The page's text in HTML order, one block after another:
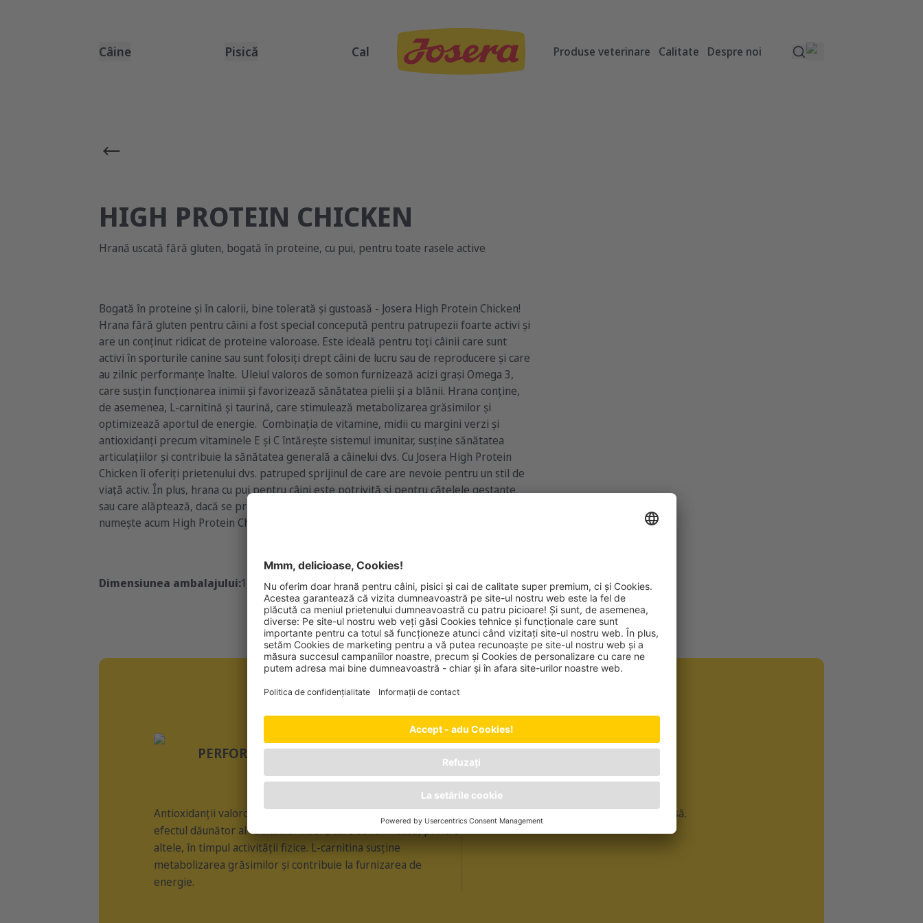
Câine Pisică Cal Produse veterinare Calitate Despre noi
HIGH PROTEIN CHICKEN
Hrană uscată fără gluten, bogată în proteine, cu pui, pentru toate rasele active
Bogată în proteine și în calorii, bine tolerată și gustoasă - Josera High Protein Chicken!
Hrana fără gluten pentru câini a fost special concepută pentru patrupezii foarte activi și
are un conținut ridicat de proteine valoroase. Este ideală pentru toți câinii care sunt
activi în sporturile canine sau sunt folosiți drept câini de lucru sau de reproducere și care
au zilnic performanțe înalte. Uleiul valoros de somon furnizează acizi grași Omega 3,
care susțin funcționarea inimii și favorizează sănătatea pielii și a blănii. Hrana conține,
de asemenea, L-carnitină și taurină, care stimulează metabolizarea grăsimilor și
optimizează aportul de energie. Combinația de vitamine, midii cu margini verzi și
antioxidanți precum vitaminele E și C întărește sistemul imunitar, susține sănătatea
articulațiilor și contribuie la sănătatea generală a câinelui dvs. Cu Josera High Protein
Chicken îi oferiți prietenului dvs. patruped sprijinul de care are nevoie pentru un stil de
viață activ. În plus, hrana cu pui pentru câini este potrivită și pentru cățelele gestante
sau care alăptează, dacă se preferă crochete mai mari. Produsul nostru High Energy se
numește acum High Protein Chicken. Cu un design nou, dar cu aceeași rețetă dovedită.
Dimensiunea ambalajului:12,5kg5x900g3x3kg3kg 900g
HIGH PROTEIN CHICKENbeneficii
PERFORMANȚĂ
Antioxidanții valoroși, cum ar fi vitaminele E și C, pot reduce
efectul dăunător al radicalilor liberi, care se formează, printre
altele, în timpul activității fizice. L-carnitina susține
metabolizarea grăsimilor și contribuie la furnizarea de
energie.
INIMĂ PUTERNICĂ
L-carnitina și taurina susțin o inimă sănătoasă.